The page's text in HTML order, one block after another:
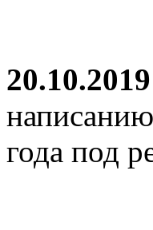
20.10.2019
года под